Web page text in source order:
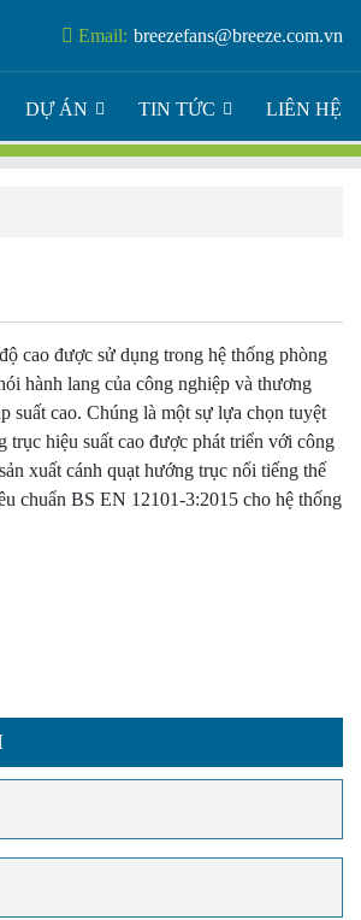
Email: breezefans@breeze.com.vn
DỰ ÁN TIN TỨC LIÊN HỆ
cao được sử dụng trong hệ thống phòng
hành lang của công nghiệp và thương
suất cao. Chúng là một sự lựa chọn tuyệt
hiệu suất cao được phát triển với công
xuất cánh quạt hướng trục nổi tiếng thế
chuẩn BS EN 12101-3:2015 cho hệ thống